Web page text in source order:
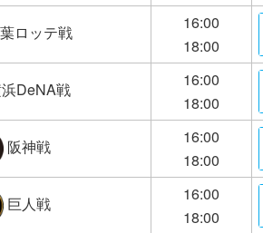
ロッテ戦
16:00
18:00
DeNA戦
16:00
18:00
阪神戦
16:00
18:00
巨人戦
16:00
18:00